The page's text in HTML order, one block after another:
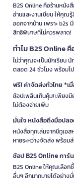
B2S Online คือร้านหนัง
อ่านและงานเขียน ให้คุณ
ออกจากบ้าน เพราะ
สิทธิพิเศษที่ไม่ควรพลาด!
ทำไม B2S Online
ไม่ว่าคุณจะเป็นนักเรียน
ตลอด 24 ชั่วโมง พร้อมโ
ฟรี! ค่าจัดส่งทั่วไทย *
ช้อปเพลินเกินคุ้ม! เพียง
ไม่ต้องจ่ายเพิ่ม
มั่นใจ หนังสือถึงมือปล
หนังสือทุกเล่มจากบีทูเอ
หายระหว่างจัดส่ง พร้อ
ช้อป B2S Online การั
B2S Online ให้คุณเลือก
อื่นๆ อีกมากมายได้อย่าง